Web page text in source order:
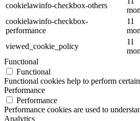
cookielawinfo-checkbox-others
cookielawinfo-checkbox-
performance
11
viewed_cookie_policy
11
Functional
Functional
Functional cookies help to perform
Performance
Performance
Performance cookies are used to
Analytics